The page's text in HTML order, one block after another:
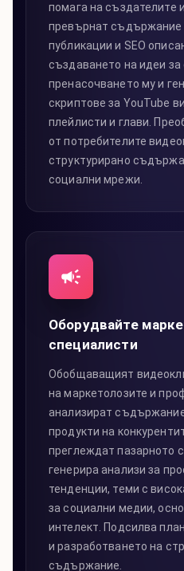
помага на създателите
превърнат съдържание
публикации и SEO
създаването на идеи
пренасочването му и
скриптове за YouTube
плейлисти и глави.
от потребителите
структурирано
социални мрежи.
Оборудвайте
специалисти
Обобщаващият
на маркетолозите и
анализират
продукти на
преглеждат пазарното
генерира анализи за
тенденции, теми с
за социални медии,
интелект. Подсилва
и разработването на
съдържание.